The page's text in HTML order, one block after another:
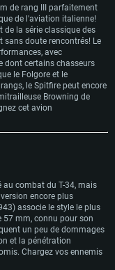
REQUISE
Pour MAC
par le jeu est de 720p
Intel Xeon ne sont
AMD/Nvidia. La
par le jeu est de
de rang III parfaitement
de l'aviation italienne!
de la série classique des
sans doute rencontrés! Le
avec
dont certains chasseurs
le Folgore et le
le Spitfire peut encore
Browning de
cet avion
au combat du T-34, mais
encore plus
associe le style le plus
57 mm, connu pour son
un peu de dommages
et la pénétration
Chargez vos ennemis